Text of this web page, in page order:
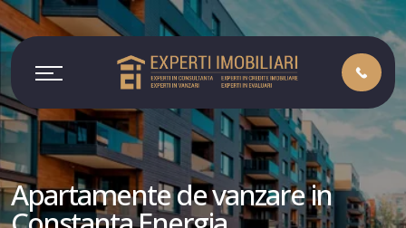
Apartamente de vanzare in